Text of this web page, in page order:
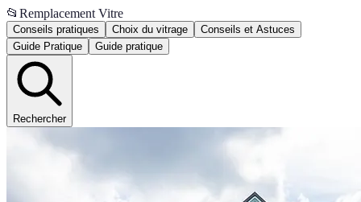
📂 Remplacement Vitre
Conseils pratiques Choix du vitrage
Conseils et Astuces
Guide Pratique
Guide pratique
Rechercher